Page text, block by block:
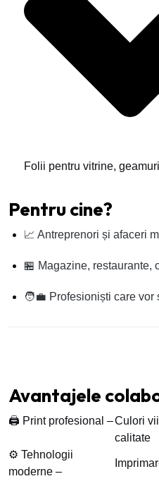
Folii pentru vitrine,
Pentru cine?
📈 Antreprenori și afaceri
🏪 Magazine, restaurante,
🧑‍💼 Profesioniști care
Avantajele
🖨️ Print profesional –Culori
calitate
⚙️ Tehnologii
moderne –